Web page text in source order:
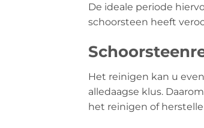
De ideale periode
schoorsteen heeft
Het reinigen kan u
alledaagse klus.
het reinigen of